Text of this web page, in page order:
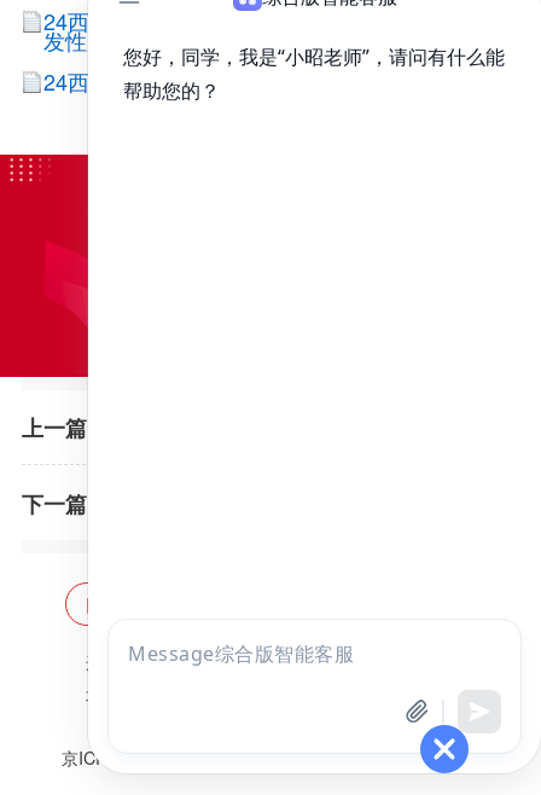
24西医考研知识点导图-消化系统-病毒性肝炎-原
发性肝癌.pdf
24西医考研知识点导图-尿的生成和排出.pdf
上一篇：
下一篇：
网站首页
违法和不良信息举报邮箱：zzjy-fw@yikao88.com
北京市西城区宣武门东河沿街69号正弘大厦208室
北京昭天下教育科技有限公司 版权所有
京ICP备18051095号-1
京公网安备 11010202009207号
点击
全部考试 免费试听